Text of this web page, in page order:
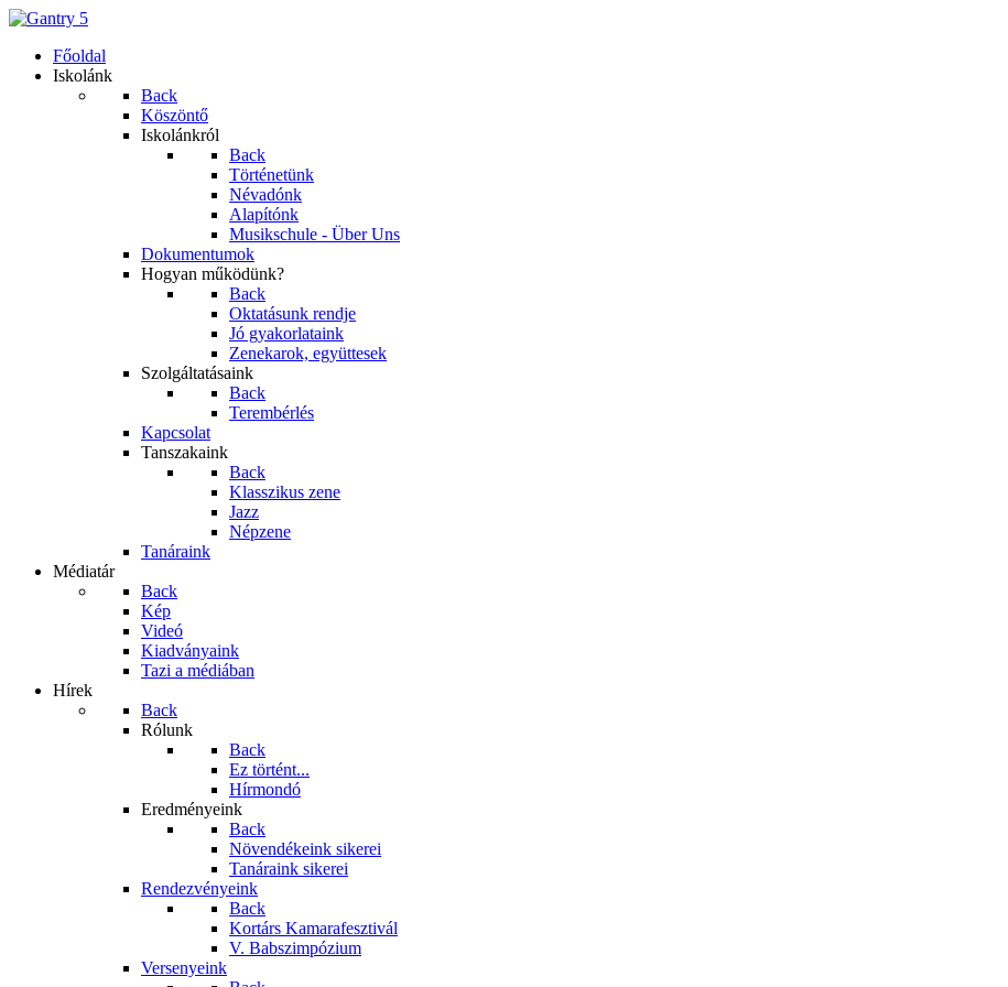
Főoldal
Iskolánk
Back
Köszöntő
Iskolánkról
Back
Történetünk
Névadónk
Alapítónk
Musikschule - Über Uns
Dokumentumok
Hogyan működünk?
Back
Oktatásunk rendje
Jó gyakorlataink
Zenekarok, együttesek
Szolgáltatásaink
Back
Terembérlés
Kapcsolat
Tanszakaink
Back
Klasszikus zene
Jazz
Népzene
Tanáraink
Médiatár
Back
Kép
Videó
Kiadványaink
Tazi a médiában
Hírek
Back
Rólunk
Back
Ez történt...
Hírmondó
Eredményeink
Back
Növendékeink sikerei
Tanáraink sikerei
Rendezvényeink
Back
Kortárs Kamarafesztivál
V. Babszimpózium
Versenyeink